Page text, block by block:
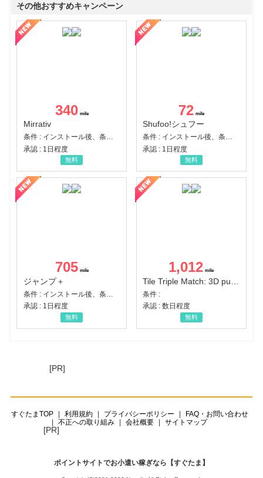
その他おすすめキャンペーン
340
Mirrativ
条件 : インストール後、条件達成
承認 : 1日程度
無料
72
Shufoo!シュフー
条件 : インストール後、条件達成
承認 : 1日程度
無料
705
ジャンプ＋
承認 : 1日程度
無料
1,012
条件 :
承認 : 数日程度
無料
[PR]
すぐたまTOP 利用規約 プライバシーポリシー
FAQ・お問い合わせ
不正への取り組み
会社概要 サイトマップ
[PR]
ポイントサイトでお小遣い稼ぎなら【すぐたま】